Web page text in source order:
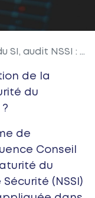
: méthode et exemple
de la
du
de
Conseil
du
(NSSI)